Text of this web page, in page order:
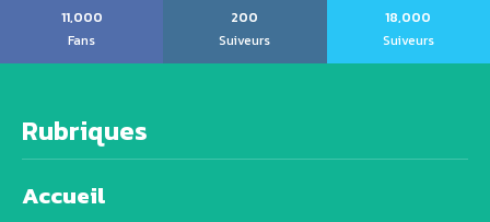
11,000
Fans
200
Suiveurs
18,000
Suiveurs
Rubriques
Accueil